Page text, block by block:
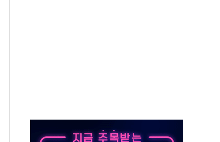
랍지 않아"
주 낙폭 커
냐" 해명
수니파 국가들의 새 안보 협력 구도
59㎡ 18억원대